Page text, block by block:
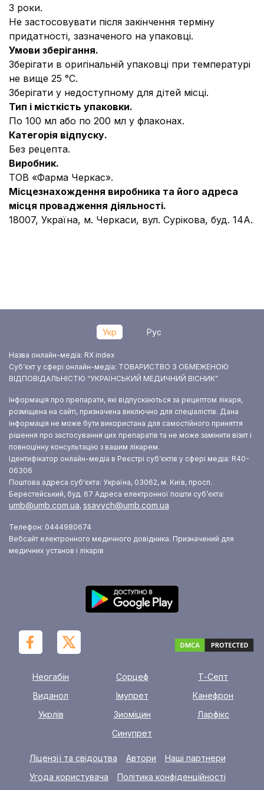
3 роки.
Не застосовувати після закінчення терміну
придатності, зазначеного на упаковці.
Умови зберігання.
Зберігати в оригінальній упаковці при температурі
не вище 25 °С.
Зберігати у недоступному для дітей місці.
Тип і місткість упаковки.
По 100 мл або по 200 мл у флаконах.
Категорія відпуску.
Без рецепта.
Виробник.
ТОВ «Фарма Черкас».
Місцезнахождення виробника та його адреса
місця провадження діяльності.
18007, Україна, м. Черкаси, вул. Сурікова, буд. 14А.
Укр Рус
Назва онлайн-медіа: RX index
Суб‘єкт у сфері онлайн-медіа: ТОВАРИСТВО З ОБМЕЖЕНОЮ
ВІДПОВІДАЛЬНІСТЮ “УКРАЇНСЬКИЙ МЕДИЧНИЙ ВІСНИК”
Інформація про препарати, які відпускаються за рецептом лікаря,
розміщена на сайті, призначена виключно для спеціалістів. Дана
інформація не може бути використана для самостійного приняття
рішення про застосування цих препаратів та не може замінити візит і
повноцінну консультацію з вашим лікарем.
Ідентифікатор онлайн-медіа в Реєстрі суб‘єктів у сфері медіа: R40-
06306
Поштова адреса суб‘єкта: Україна, 03062, м. Київ, просп.
Берестейський, буд. 67 Адреса електронної пошти суб’єкта:
umb@umb.com.ua, ssavych@umb.com.ua
Телефон: 0444980674
Вебсайт електронного медичного довідника. Призначений для
медичних установ і лікарів
Неогабін Сорцеф
Т-Септ
Виданол
Імупрет
Канефрон
Укрлів
Зиоміцин
Ларфікс
Синупрет
Ліцензії та свідоцтва Автори
Наші партнери
Угода користувача
Політика конфіденційності